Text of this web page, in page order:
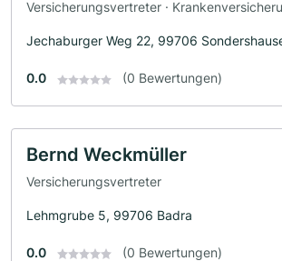
Versicherungsvertreter ·
Jechaburger Weg 22, 99706
0.0 (0 Bewertungen)
Bernd Weckmüller
Versicherungsvertreter
Lehmgrube 5, 99706 Badra
0.0 (0 Bewertungen)